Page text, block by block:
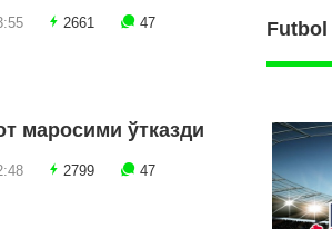
2661 47
маросими ўтказди
2799 47